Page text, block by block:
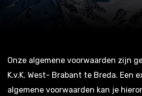
Onze algemene voorwaarden zijn
K.v.K. West- Brabant te Breda. Een
algemene voorwaarden kan je